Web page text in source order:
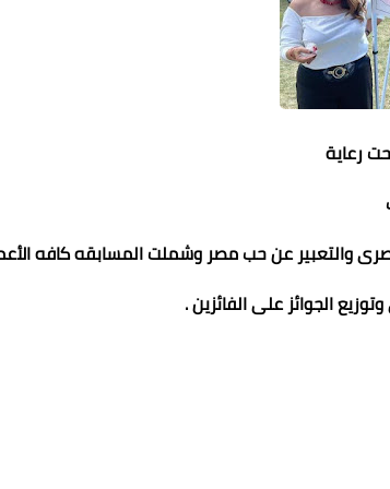
رعاية
والتعبير عن حب مصر وشملت المسابقه كافه
الجوائز على الفائزين .